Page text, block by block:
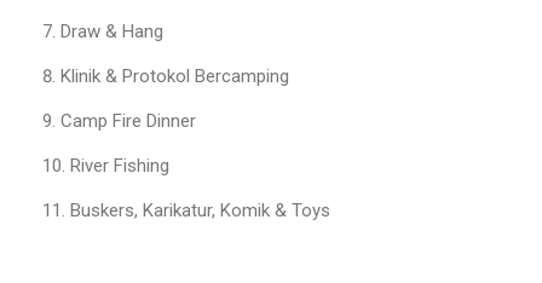
Draw & Hang
Klinik & Protokol Bercamping
Camp Fire Dinner
River Fishing
Buskers, Karikatur, Komik & Toys